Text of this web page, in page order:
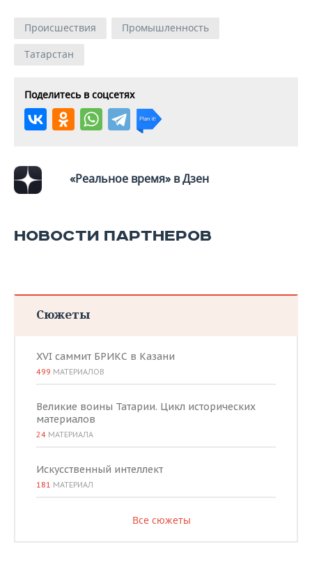
Происшествия
Промышленность
Татарстан
Поделитесь в соцсетях
«Реальное время» в Дзен
НОВОСТИ ПАРТНЕРОВ
Сюжеты
XVI саммит БРИКС в Казани
499 МАТЕРИАЛОВ
Великие воины Татарии. Цикл исторических
материалов
24 МАТЕРИАЛА
Искусственный интеллект
181 МАТЕРИАЛ
Все сюжеты